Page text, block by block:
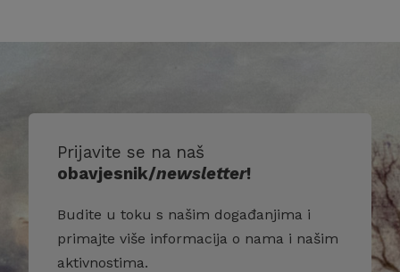
Prijavite se na naš
obavjesnik/newsletter!
Budite u toku s našim događanjima i
primajte više informacija o nama i našim
aktivnostima.